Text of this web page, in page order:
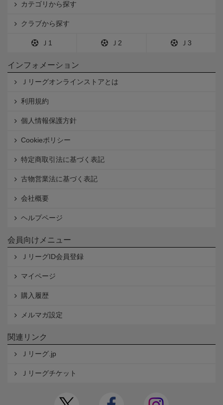
カテゴリから探す
クラブから探す
Ｊ1 Ｊ2 Ｊ3
インフォメーション
Ｊリーグオンラインストアとは
利用規約
個人情報保護方針
Cookieポリシー
特定商取引法に基づく表記
古物営業法に基づく表記
会社概要
ヘルプページ
会員向けメニュー
ＪリーグID会員登録
マイページ
購入履歴
メルマガ設定
関連リンク
Ｊリーグ.jp
Ｊリーグチケット